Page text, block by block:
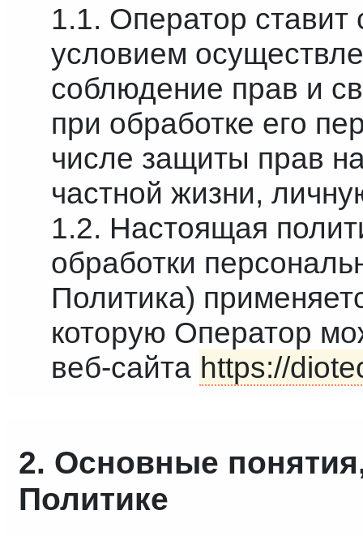
1.1. Оператор
условием
соблюдение прав и
при обработке его
числе защиты прав
частной жизни,
1.2. Настоящая
обработки
Политика)
которую Оператор
веб-сайта https://
2. Основные
Политике